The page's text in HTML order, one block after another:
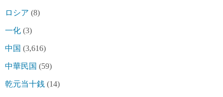
ロシア (8)
一化 (3)
中国 (3,616)
中華民国 (59)
乾元当十銭 (14)